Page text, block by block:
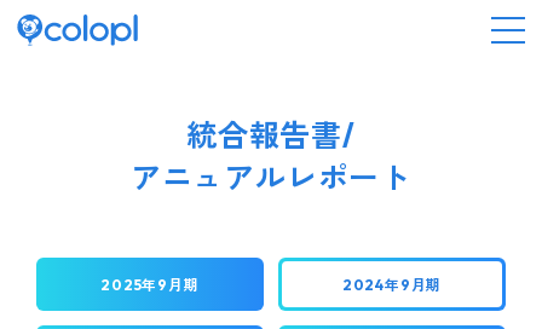
事業情報
統合報告書/
アニュアルレポート
2025年9月期 2024年9月期